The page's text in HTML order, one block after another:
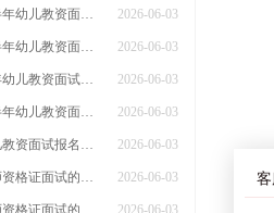
2026下半年幼儿教资面试报名流程及时间 2026-06-03
2026下半年幼儿教资面试报名流程是什么 2026-06-03
26下半年幼儿教资面试流程步骤是什么 2026-06-03
2026下半年幼儿教资面试流程图（+日程表） 2026-06-03
26下幼儿教资面试报名流程是什么 2026-06-03
小学教师资格证面试的内容和题型（新） 2026-06-03
2026-06-03